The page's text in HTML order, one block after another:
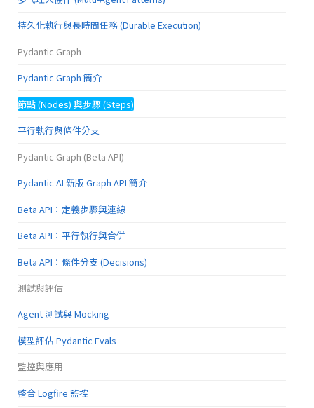
持久化執行與長時間任務 (Durable Execution)
Pydantic Graph
Pydantic Graph 簡介
節點 (Nodes) 與步驟 (Steps)
平行執行與條件分支
Pydantic Graph (Beta API)
Pydantic AI 新版 Graph API 簡介
Beta API：定義步驟與連線
Beta API：平行執行與合併
Beta API：條件分支 (Decisions)
測試與評估
Agent 測試與 Mocking
模型評估 Pydantic Evals
監控與應用
整合 Logfire 監控